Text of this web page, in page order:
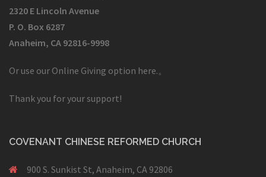
2320 E Lincoln Avenue
P. O. Box 6287
Anaheim, CA 92816-9998
Or use our Online Giving option here.。
Thank you for your support!
COVENANT CHINESE REFORMED CHURCH
900 S. Sunkist St, Anaheim, CA 92806